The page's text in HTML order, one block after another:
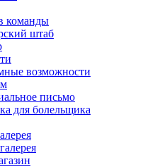
команды
штаб
возможности
письмо
для болельщика